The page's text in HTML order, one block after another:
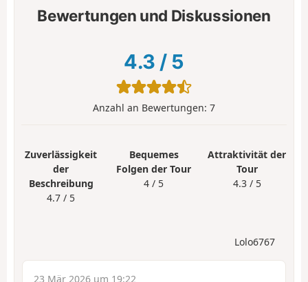
Bewertungen und Diskussionen
4.3 / 5
Anzahl an Bewertungen: 7
Zuverlässigkeit
der
Beschreibung
4.7 / 5
Bequemes
Folgen der Tour
4 / 5
Attraktivität der
Tour
4.3 / 5
Lolo6767
23 Mär 2026 um 19:22